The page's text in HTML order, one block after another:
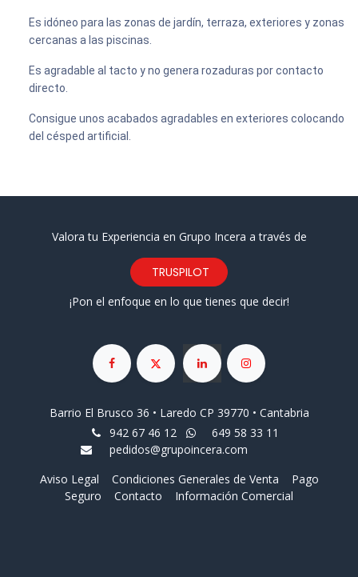
Es idóneo para las zonas de jardín, terraza, exteriores y zonas
cercanas a las piscinas.
Es agradable al tacto y no genera rozaduras por contacto
directo.
Consigue unos acabados agradables en exteriores colocando
del césped artificial.
Valora tu Experiencia en Grupo Incera a través de
TRUSPILOT
¡Pon el enfoque en lo que tienes que decir!
Barrio El Brusco 36 • Laredo CP 39770 • Cantabria
942 67 46 12
649 58 33 11
pedidos@grupoincera.com
Aviso Legal
Condiciones Generales de Venta
Pago
Seguro
Contacto Información Comercial